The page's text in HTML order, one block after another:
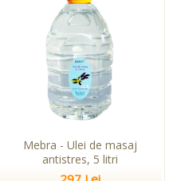
Mebra - Ulei de masaj
antistres, 5 litri